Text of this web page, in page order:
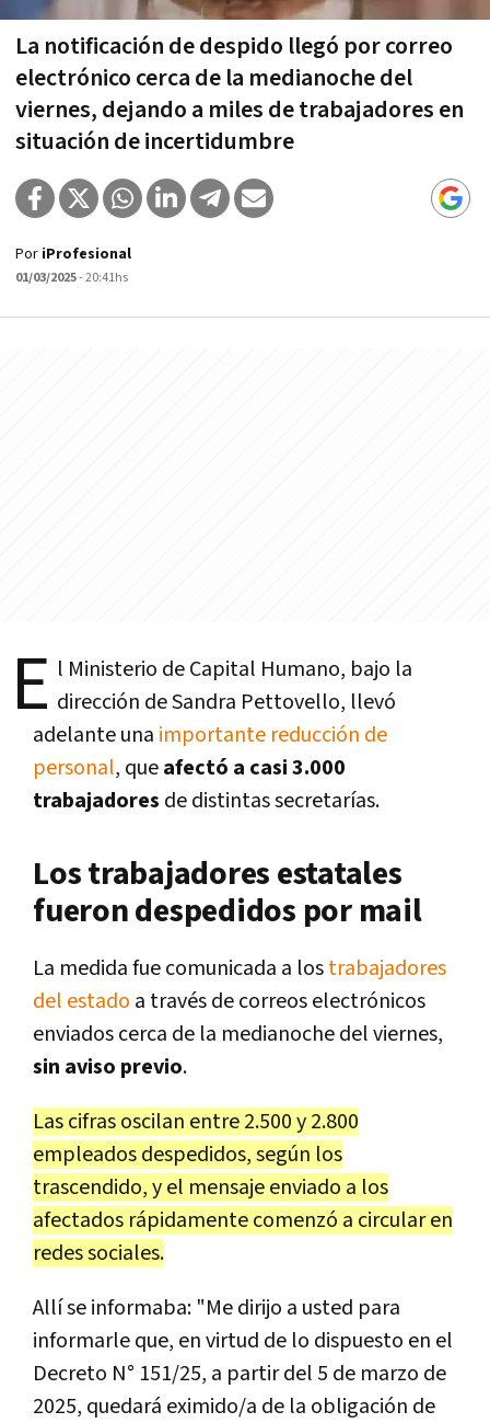
La notificación de despido llegó por correo
electrónico cerca de la medianoche del
viernes, dejando a miles de trabajadores en
situación de incertidumbre
Por iProfesional
01/03/2025- 20:41hs
E l Ministerio de Capital Humano, bajo la
dirección de Sandra Pettovello, llevó
adelante una importante reducción de
personal, queafectó a casi 3.000
trabajadores de distintas secretarías.
Los trabajadores estatales
fueron despedidos por mail
La medida fue comunicada a lostrabajadores
del estado a través de correos electrónicos
enviados cerca de la medianoche del viernes,
sin aviso previo.
Las cifras oscilan entre 2.500 y 2.800
empleados despedidos, según los
trascendido, y el mensaje enviado a los
afectados rápidamente comenzó a circular en
redes sociales.
Allí se informaba: "Me dirijo a usted para
informarle que, en virtud de lo dispuesto en el
Decreto N° 151/25, a partir del 5 de marzo de
2025, quedará eximido/a de la obligación de